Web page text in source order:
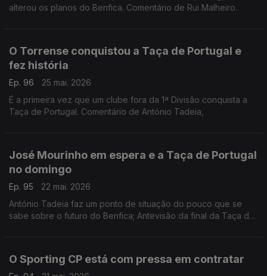
alterou os planos do Benfica. Comentário de Rui Malheiro.
O Torrense conquistou a Taça de Portugal e
fez história
Ep. 96
25 mai. 2026
É a primeira vez que um clube fora da 1ª Divisão conquista a
Taça de Portugal. Comentário de António Tadeia,
José Mourinho em espera e a Taça de Portugal
no domingo
Ep. 95
22 mai. 2026
António Tadeia faz um ponto de situação do pouco que se
sabe sobre o futuro do Benfica; Antevisão da final da Taça de
O Sporting CP está com pressa em contratar